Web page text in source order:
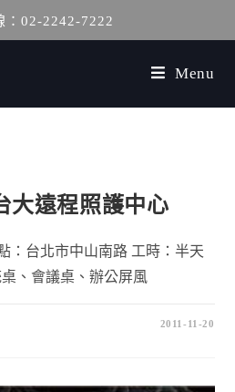
：02-2242-7222
Menu
大遠程照護中心
：台北市中山南路 工時：半天
、會議桌、辦公屏風
2011-11-20